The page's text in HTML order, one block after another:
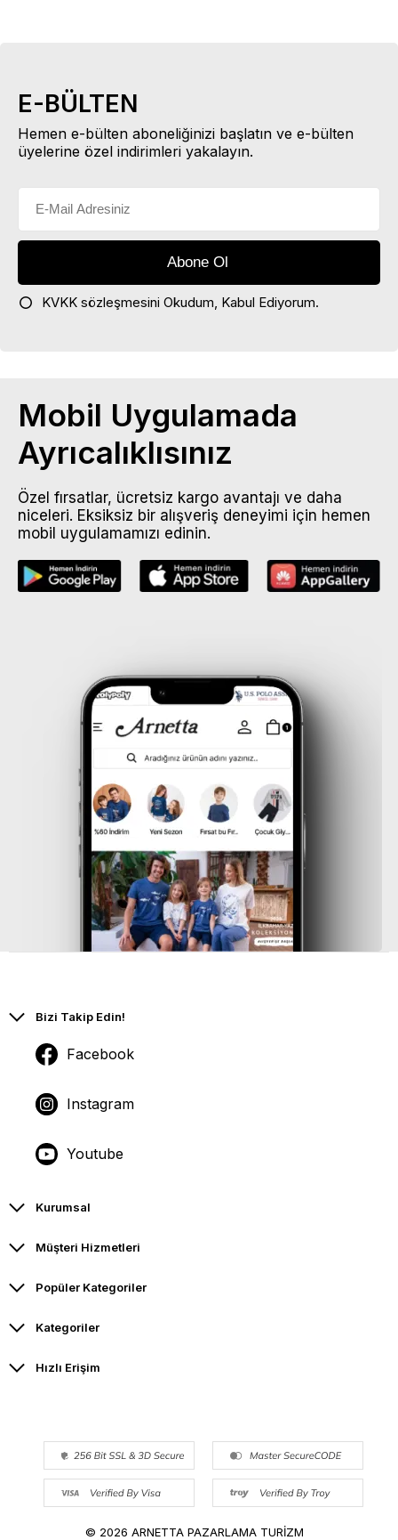
E-BÜLTEN
Hemen e-bülten aboneliğinizi başlatın ve e-bülten
üyelerine özel indirimleri yakalayın.
KVKK sözleşmesini Okudum, Kabul Ediyorum.
Mobil Uygulamada
Ayrıcalıklısınız
Özel fırsatlar, ücretsiz kargo avantajı ve daha
niceleri. Eksiksiz bir alışveriş deneyimi için hemen
mobil uygulamamızı edinin.
Bizi Takip Edin!
Facebook
Instagram
Youtube
Kurumsal
Müşteri Hizmetleri
Popüler Kategoriler
Kategoriler
Hızlı Erişim
© 2026 ARNETTA PAZARLAMA TURİZM